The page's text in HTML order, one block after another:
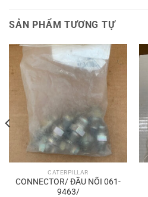
SẢN PHẨM TƯƠNG TỰ
CATERPILLAR
CONNECTOR/ ĐẦU NỐI 061-
9463/